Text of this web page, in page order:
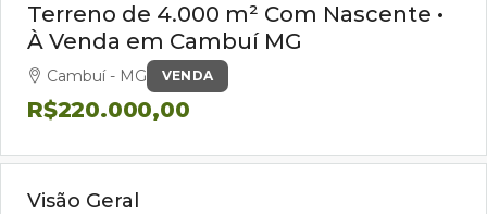
VENDA
Terreno de 4.000 m² Com Nascente •
À Venda em Cambuí MG
Cambuí - MG
R$220.000,00
Visão Geral